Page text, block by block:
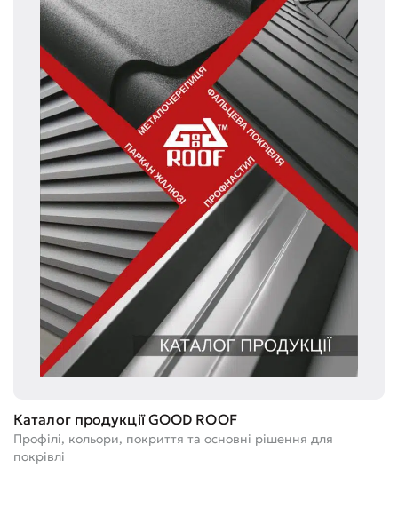
Каталог продукції GOOD ROOF
Профілі, кольори, покриття та основні рішення для
покрівлі